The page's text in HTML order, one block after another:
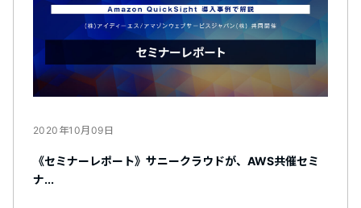
2020年10月09日
《セミナーレポート》サニークラウドが、AWS共催セミ
ナ...